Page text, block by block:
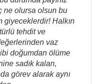
ne olursa olsun bu
giyeceklerdir! Halkın
tehdit ve
vaz
doğumdan ölüme
sadık kalan,
görev alarak aynı